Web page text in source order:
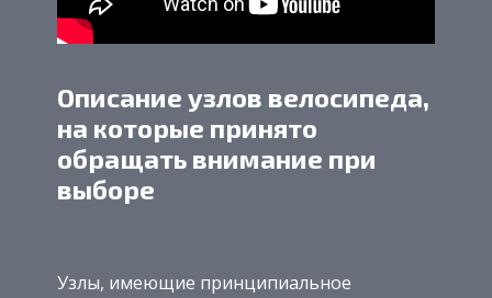
Описание узлов велосипеда,
на которые принято
обращать внимание при
выборе
Узлы, имеющие принципиальное